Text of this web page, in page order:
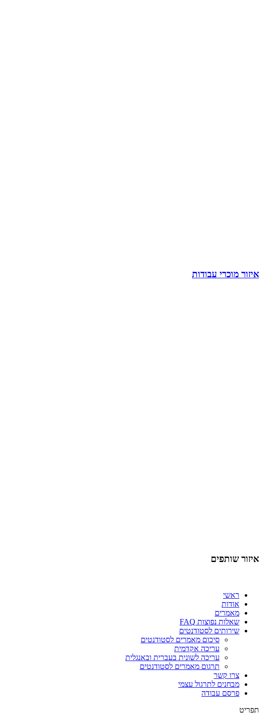
איזור מוכרי עבודות
איזור שותפים
ראשי
אודות
מאמרים
שאלות נפוצות FAQ
שירותים לסטודנטים
סיכום מאמרים לסטודנטים
עריכה אקדמית
עריכה לשונית בעברית ובאנגלית
תרגום מאמרים לסטודנטים
צרו קשר
מבחנים לתרגול עצמי
פרסם עבודה
תפריט